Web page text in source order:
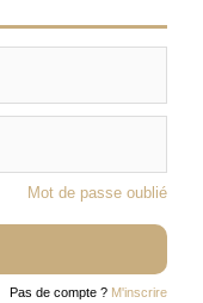
Mot de passe oublié
Pas de compte ? M'inscrire